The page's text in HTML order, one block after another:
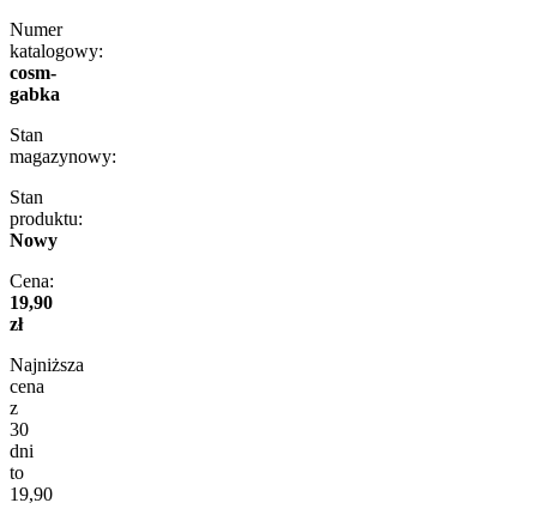
Numer
katalogowy:
cosm-
gabka
Stan
magazynowy:
Stan
produktu:
Nowy
Cena:
19,90
zł
Najniższa
cena
z
30
dni
to
19,90